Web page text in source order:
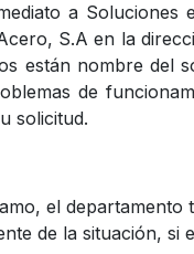
a
S.A en la
están nombre del
de
solicitud.
el
de la situación, si